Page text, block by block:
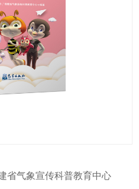
省气象宣传科普教育中心